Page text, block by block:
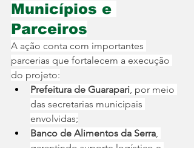
Municípios e
Parceiros
A ação conta com importantes
parcerias que fortalecem a execução
do projeto:
Prefeitura de Guarapari, por meio
das secretarias municipais
envolvidas;
Banco de Alimentos da Serra,